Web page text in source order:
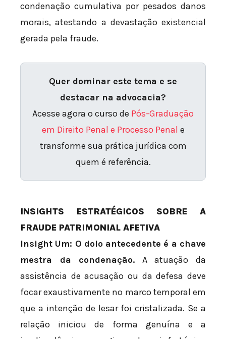
condenação cumulativa por pesados danos
morais, atestando a devastação existencial
gerada pela fraude.
Quer dominar este tema e se
destacar na advocacia?
Acesse agora o curso de Pós-Graduação
em Direito Penal e Processo Penal e
transforme sua prática jurídica com
quem é referência.
INSIGHTS ESTRATÉGICOS SOBRE A
FRAUDE PATRIMONIAL AFETIVA
Insight Um: O dolo antecedente é a chave
mestra da condenação. A atuação da
assistência de acusação ou da defesa deve
focar exaustivamente no marco temporal em
que a intenção de lesar foi cristalizada. Se a
relação iniciou de forma genuína e a